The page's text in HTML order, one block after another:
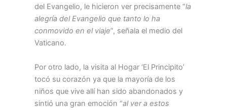
del Evangelio, le hicieron ver precisamente “la
alegría del Evangelio que tanto lo ha
conmovido en el viaje”, señala el medio del
Vaticano.
Por otro lado, la visita al Hogar ‘El Principito’
tocó su corazón ya que la mayoría de los
niños que vive allí han sido abandonados y
sintió una gran emoción “al ver a estos